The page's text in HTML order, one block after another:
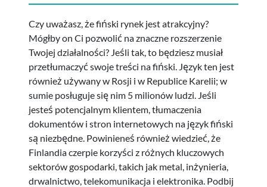
Czy uważasz, że fiński rynek jest atrakcyjny?
Mógłby on Ci pozwolić na znaczne rozszerzenie
Twojej działalności? Jeśli tak, to będziesz musiał
przetłumaczyć swoje treści na fiński. Język ten jest
również używany w Rosji i w Republice Karelii; w
sumie posługuje się nim 5 milionów ludzi. Jeśli
jesteś potencjalnym klientem, tłumaczenia
dokumentów i stron internetowych na język fiński
są niezbędne. Powinieneś również wiedzieć, że
Finlandia czerpie korzyści z różnych kluczowych
sektorów gospodarki, takich jak metal, inżynieria,
drwalnictwo, telekomunikacja i elektronika. Podbij